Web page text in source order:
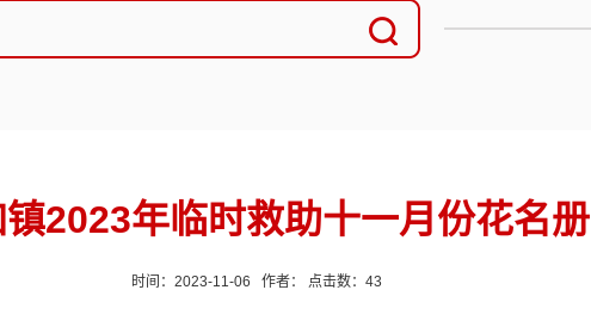
2023年临时救助十一月份花名册
时间：2023-11-06 作者： 点击数： 43